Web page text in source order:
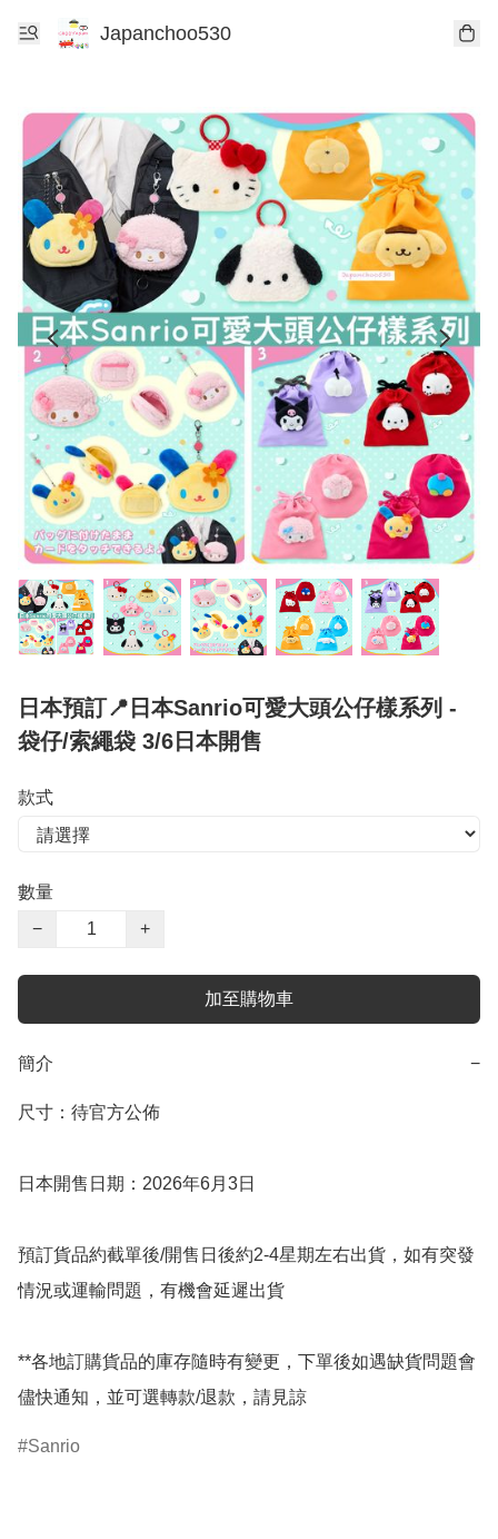
Japanchoo530
日本預訂📍日本Sanrio可愛大頭公仔樣系列 -
袋仔/索繩袋 3/6日本開售
款式
數量
−
+
加至購物車
簡介 −
尺寸：待官方公佈
日本開售日期：2026年6月3日
預訂貨品約截單後/開售日後約2-4星期左右出貨，如有突發
情況或運輸問題，有機會延遲出貨
**各地訂購貨品的庫存隨時有變更，下單後如遇缺貨問題會
儘快通知，並可選轉款/退款，請見諒
Sanrio